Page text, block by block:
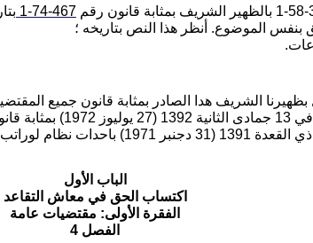
467-74-1
العمل بظهيرنا الشريف هدا الصادر بمثابة قانون جميع
3 من قانون رقم 71-011 الصار في 12 ذي
الباب الأول
اكتساب الحق في معاش التقاعد
الفقرة الأولى: مقتضيات عامة
الفصل 4